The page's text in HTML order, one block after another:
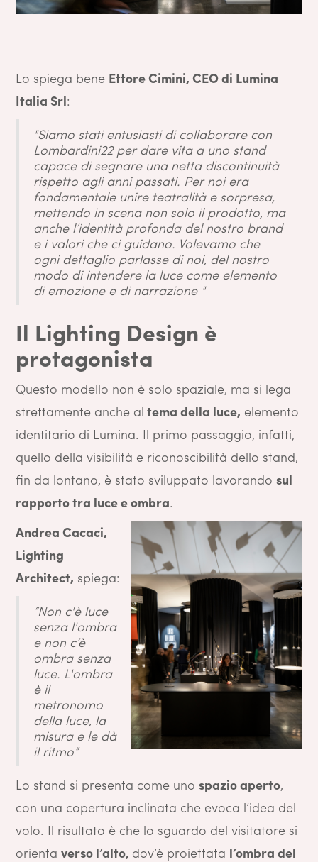
Lo spiega bene Ettore Cimini, CEO di Lumina
Italia Srl:
"Siamo stati entusiasti di collaborare con
Lombardini22 per dare vita a uno stand
capace di segnare una netta discontinuità
rispetto agli anni passati. Per noi era
fondamentale unire teatralità e sorpresa,
mettendo in scena non solo il prodotto, ma
anche l’identità profonda del nostro brand
e i valori che ci guidano. Volevamo che
ogni dettaglio parlasse di noi, del nostro
modo di intendere la luce come elemento
di emozione e di narrazione "
Il Lighting Design è
protagonista
Questo modello non è solo spaziale, ma si lega
strettamente anche al tema della luce, elemento
identitario di Lumina. Il primo passaggio, infatti,
quello della visibilità e riconoscibilità dello stand,
fin da lontano, è stato sviluppato lavorando sul
rapporto tra luce e ombra.
Andrea Cacaci,
Lighting
Architect, spiega:
“Non c'è luce
senza l'ombra
e non c’è
ombra senza
luce. L'ombra
è il
metronomo
della luce, la
misura e le dà
il ritmo”
Lo stand si presenta come uno spazio aperto,
con una copertura inclinata che evoca l’idea del
volo. Il risultato è che lo sguardo del visitatore si
orienta verso l’alto, dov’è proiettata l’ombra del